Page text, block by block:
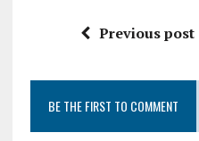
Previous post
BE THE FIRST TO COMMENT